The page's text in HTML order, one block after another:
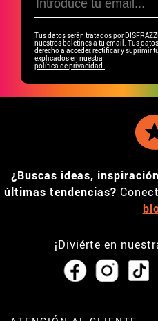
Tus datos serán tratados por
nuestros boletines a tu email. Tus
derecho a acceder, rectificar y suprimir
explicados en nuestra
política de privacidad.
¿Buscas ideas,
últimas tendencias?
¡Diviérte en